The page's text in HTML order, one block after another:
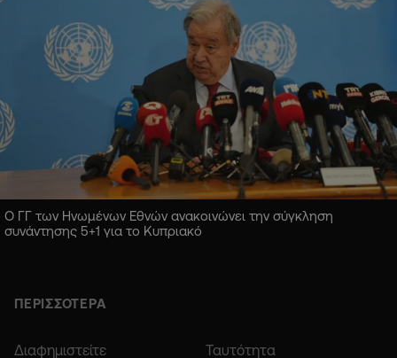
Ο ΓΓ των Ηνωμένων Εθνών ανακοινώνει την σύγκληση
συνάντησης 5+1 για το Κυπριακό
ΠΕΡΙΣΣΟΤΕΡΑ
Διαφημιστείτε Ταυτότητα